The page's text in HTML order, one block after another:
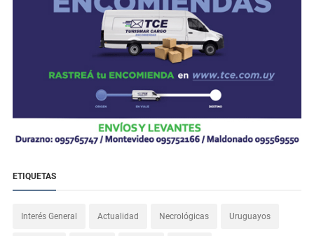
ETIQUETAS
Interés General Actualidad Necrológicas Uruguayos